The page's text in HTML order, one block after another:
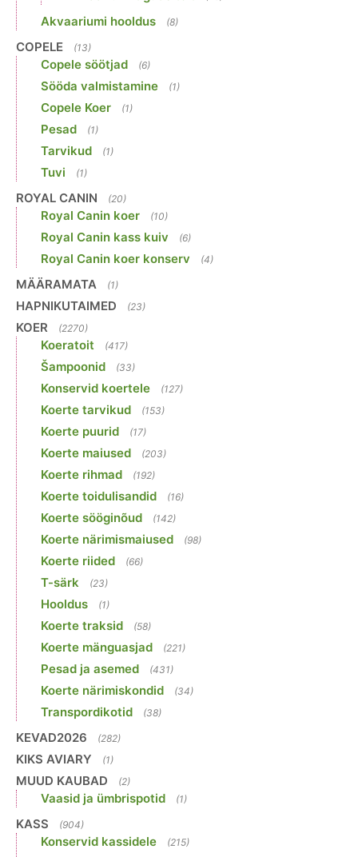
Akvaariumi hooldus (8)
COPELE (13)
Copele söötjad (6)
Sööda valmistamine (1)
Copele Koer (1)
Pesad (1)
Tarvikud (1)
Tuvi (1)
ROYAL CANIN (20)
Royal Canin koer (10)
Royal Canin kass kuiv (6)
Royal Canin koer konserv (4)
MÄÄRAMATA (1)
HAPNIKUTAIMED (23)
KOER (2270)
Koeratoit (417)
Šampoonid (33)
Konservid koertele (127)
Koerte tarvikud (153)
Koerte puurid (17)
Koerte maiused (203)
Koerte rihmad (192)
Koerte toidulisandid (16)
Koerte sööginõud (142)
Koerte närimismaiused (98)
Koerte riided (66)
T-särk (23)
Hooldus (1)
Koerte traksid (58)
Koerte mänguasjad (221)
Pesad ja asemed (431)
Koerte närimiskondid (34)
Transpordikotid (38)
KEVAD2026 (282)
KIKS AVIARY (1)
MUUD KAUBAD (2)
Vaasid ja ümbrispotid (1)
KASS (904)
Konservid kassidele (215)